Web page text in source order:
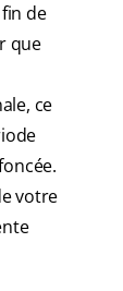
de
que
ce
votre